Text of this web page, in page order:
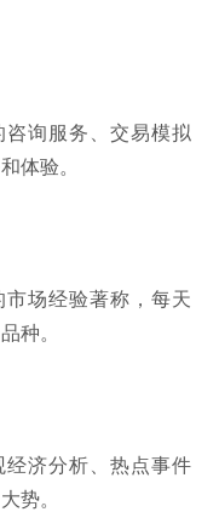
询服务、交易模拟
体验。
场经验著称，每天
种。
济分析、热点事件
势。